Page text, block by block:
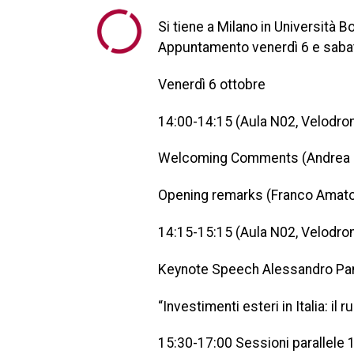
Si tiene a Milano in Università
Appuntamento venerdì 6 e
Venerdì 6 ottobre
14:00-14:15 (Aula N02,
Welcoming Comments
Opening remarks (Franco
14:15-15:15 (Aula N02,
Keynote Speech Alessandro
“Investimenti esteri in Italia: il
15:30-17:00 Sessioni parallele